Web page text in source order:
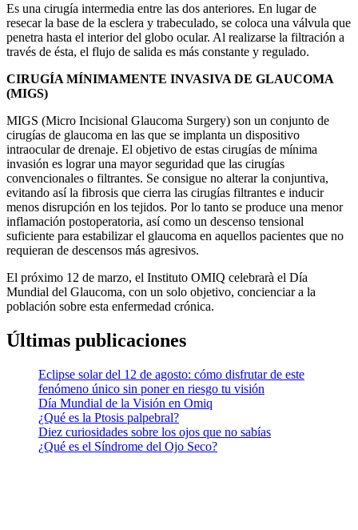
Es una cirugía intermedia entre las dos anteriores. En lugar de
resecar la base de la esclera y trabeculado, se coloca una válvula que
penetra hasta el interior del globo ocular. Al realizarse la filtración a
través de ésta, el flujo de salida es más constante y regulado.
CIRUGÍA MÍNIMAMENTE INVASIVA DE GLAUCOMA
(MIGS)
MIGS (Micro Incisional Glaucoma Surgery) son un conjunto de
cirugías de glaucoma en las que se implanta un dispositivo
intraocular de drenaje. El objetivo de estas cirugías de mínima
invasión es lograr una mayor seguridad que las cirugías
convencionales o filtrantes. Se consigue no alterar la conjuntiva,
evitando así la fibrosis que cierra las cirugías filtrantes e inducir
menos disrupción en los tejidos. Por lo tanto se produce una menor
inflamación postoperatoria, así como un descenso tensional
suficiente para estabilizar el glaucoma en aquellos pacientes que no
requieran de descensos más agresivos.
El próximo 12 de marzo, el Instituto OMIQ celebrarà el Día
Mundial del Glaucoma, con un solo objetivo, concienciar a la
población sobre esta enfermedad crónica.
Últimas publicaciones
Eclipse solar del 12 de agosto: cómo disfrutar de este
fenómeno único sin poner en riesgo tu visión
Día Mundial de la Visión en Omiq
¿Qué es la Ptosis palpebral?
Diez curiosidades sobre los ojos que no sabías
¿Qué es el Síndrome del Ojo Seco?